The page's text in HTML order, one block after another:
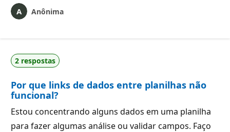
Anônima
2 respostas
Por que links de dados entre planilhas não
funcional?
Estou concentrando alguns dados em uma planilha
para fazer algumas análise ou validar campos. Faço